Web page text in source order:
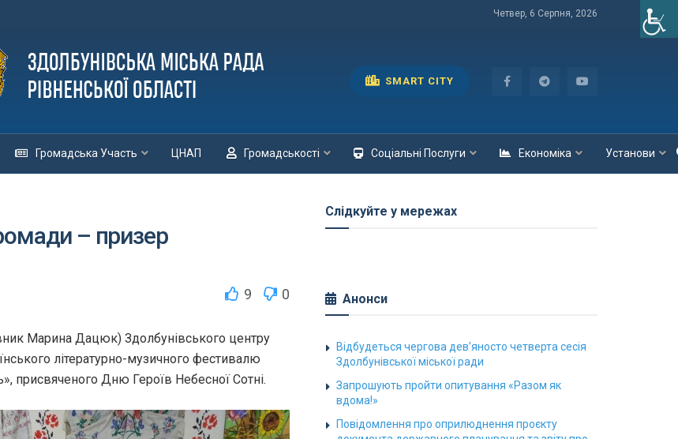
Четвер, 6 Серпня, 2026
SMART CITY
Громадська Участь ЦНАП Громадськості Соціальні Послуги Економіка Установи
– призер
9 0
Марина Дацюк) Здолбунівського центру
літературно-музичного фестивалю
присвяченого Дню Героїв Небесної Сотні.
Слідкуйте у мережах
Анонси
Відбудеться чергова дев’яносто четверта сесія
Здолбунівської міської ради
Запрошують пройти опитування «Разом як
вдома!»
Повідомлення про оприлюднення проєкту